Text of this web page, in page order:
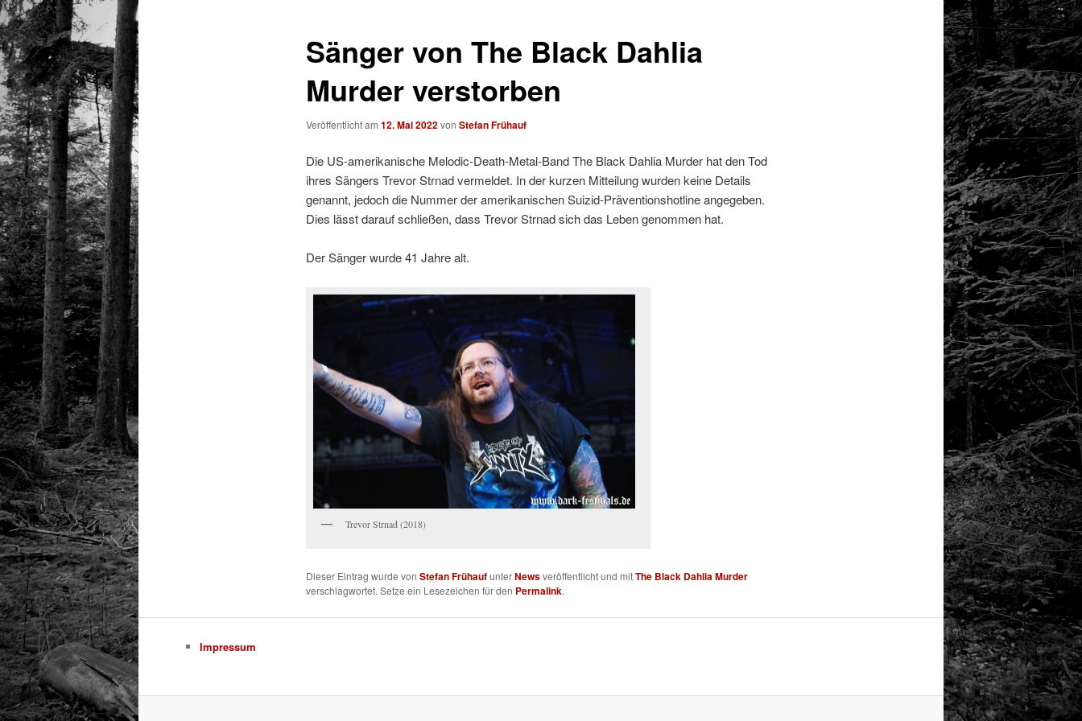
Sänger von The Black Dahlia
Murder verstorben
Veröffentlicht am 12. Mai 2022von Stefan Frühauf
Die US-amerikanische Melodic-Death-Metal-Band The Black Dahlia Murder hat den Tod
ihres Sängers Trevor Strnad vermeldet. In der kurzen Mitteilung wurden keine Details
genannt, jedoch die Nummer der amerikanischen Suizid-Präventionshotline angegeben.
Dies lässt darauf schließen, dass Trevor Strnad sich das Leben genommen hat.
Der Sänger wurde 41 Jahre alt.
Trevor Strnad (2018)
Dieser Eintrag wurde von Stefan FrühaufunterNewsveröffentlicht und mitThe Black Dahlia Murder
verschlagwortet. Setze ein Lesezeichen für den Permalink.
Impressum